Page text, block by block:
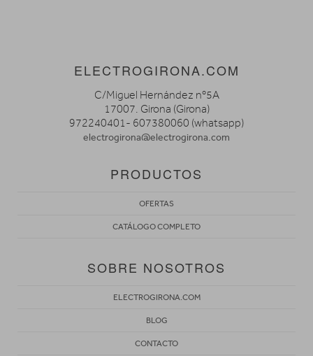
ELECTROGIRONA.COM
C/Miguel Hernández nº5A
17007. Girona (Girona)
972240401- 607380060 (whatsapp)
electrogirona@electrogirona.com
PRODUCTOS
OFERTAS
CATÁLOGO COMPLETO
SOBRE NOSOTROS
ELECTROGIRONA.COM
BLOG
CONTACTO